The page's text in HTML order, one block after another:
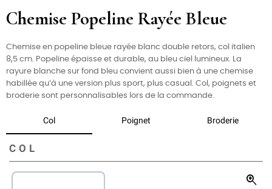
Chemise Popeline Rayée Bleue
Chemise en popeline bleue rayée blanc double retors, col italien
8,5 cm. Popeline épaisse et durable, au bleu ciel lumineux. La
rayure blanche sur fond bleu convient aussi bien à une chemise
habillée qu’à une version plus sport, plus casual. Col, poignets et
broderie sont personnalisables lors de la commande.
Col Poignet Broderie
COL
zoom_in